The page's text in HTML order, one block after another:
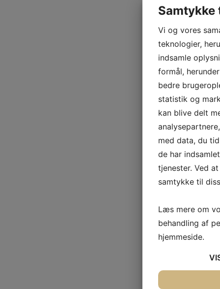
Vi og vores
teknologier,
indsamle
formål,
bedre
statistik og
kan blive delt
med data, du
de har
tjenester. Ved
samtykke til
Læs mere om
behandling af
hjemmeside.